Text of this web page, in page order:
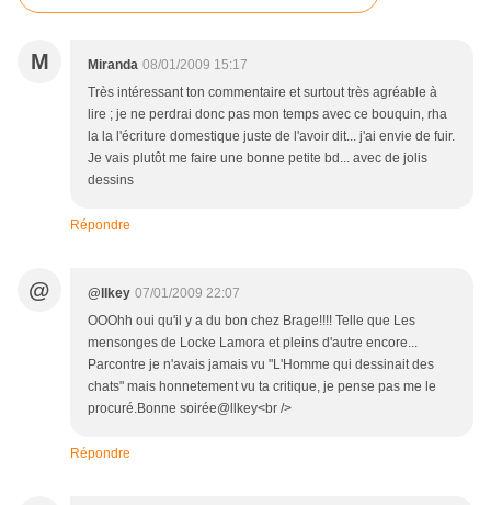
M Miranda 08/01/2009 15:17
Très intéressant ton commentaire et surtout très agréable à
lire ; je ne perdrai donc pas mon temps avec ce bouquin, rha
la la l'écriture domestique juste de l'avoir dit... j'ai envie de fuir.
Je vais plutôt me faire une bonne petite bd... avec de jolis
dessins
Répondre
@ @llkey 07/01/2009 22:07
OOOhh oui qu'il y a du bon chez Brage!!!! Telle que Les
mensonges de Locke Lamora et pleins d'autre encore...
Parcontre je n'avais jamais vu "L'Homme qui dessinait des
chats" mais honnetement vu ta critique, je pense pas me le
procuré.Bonne soirée@llkey<br />
Répondre